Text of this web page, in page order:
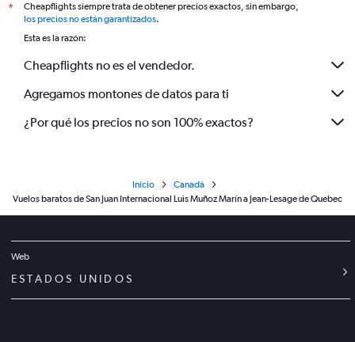
*
Cheapflights siempre trata de obtener precios exactos, sin embargo,
los precios no están garantizados.
Esta es la razón:
Cheapflights no es el vendedor.
Agregamos montones de datos para ti
¿Por qué los precios no son 100% exactos?
Inicio
Canadá
Vuelos baratos de San Juan Internacional Luis Muñoz Marín a Jean-Lesage de Quebec
Web
ESTADOS UNIDOS